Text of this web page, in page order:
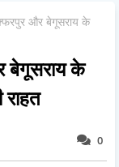
और बेगूसराय के
बेगूसराय के
0